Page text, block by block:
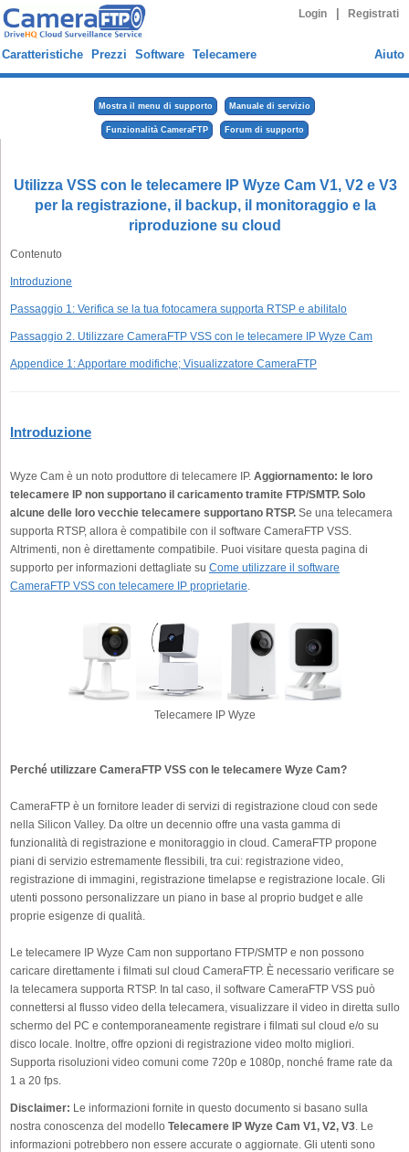
Login Registrati
Caratteristiche Prezzi Software Telecamere Aiuto
Mostra il menu di supporto Manuale di servizio
Funzionalità CameraFTP Forum di supporto
Utilizza VSS con le telecamere IP Wyze Cam V1, V2 e V3
per la registrazione, il backup, il monitoraggio e la
riproduzione su cloud
Contenuto
Introduzione
Passaggio 1: Verifica se la tua fotocamera supporta RTSP e abilitalo
Passaggio 2. Utilizzare CameraFTP VSS con le telecamere IP Wyze Cam
Appendice 1: Apportare modifiche; Visualizzatore CameraFTP
Introduzione
Wyze Cam è un noto produttore di telecamere IP. Aggiornamento: le loro
telecamere IP non supportano il caricamento tramite FTP/SMTP. Solo
alcune delle loro vecchie telecamere supportano RTSP. Se una telecamera
supporta RTSP, allora è compatibile con il software CameraFTP VSS.
Altrimenti, non è direttamente compatibile. Puoi visitare questa pagina di
supporto per informazioni dettagliate su Come utilizzare il software
CameraFTP VSS con telecamere IP proprietarie.
Telecamere IP Wyze
Perché utilizzare CameraFTP VSS con le telecamere Wyze Cam?
CameraFTP è un fornitore leader di servizi di registrazione cloud con sede
nella Silicon Valley. Da oltre un decennio offre una vasta gamma di
funzionalità di registrazione e monitoraggio in cloud. CameraFTP propone
piani di servizio estremamente flessibili, tra cui: registrazione video,
registrazione di immagini, registrazione timelapse e registrazione locale. Gli
utenti possono personalizzare un piano in base al proprio budget e alle
proprie esigenze di qualità.
Le telecamere IP Wyze Cam non supportano FTP/SMTP e non possono
caricare direttamente i filmati sul cloud CameraFTP. È necessario verificare se
la telecamera supporta RTSP. In tal caso, il software CameraFTP VSS può
connettersi al flusso video della telecamera, visualizzare il video in diretta sullo
schermo del PC e contemporaneamente registrare i filmati sul cloud e/o su
disco locale. Inoltre, offre opzioni di registrazione video molto migliori.
Supporta risoluzioni video comuni come 720p e 1080p, nonché frame rate da
1 a 20 fps.
Disclaimer: Le informazioni fornite in questo documento si basano sulla
nostra conoscenza del modello Telecamere IP Wyze Cam V1, V2, V3. Le
informazioni potrebbero non essere accurate o aggiornate. Gli utenti sono